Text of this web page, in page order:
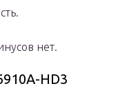
нет.
HD3